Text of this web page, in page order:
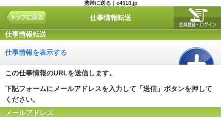
携帯に送る｜e4510.jp
仕事情報転送
仕事情報転送
仕事情報を表示する
この仕事情報のURLを送信します。
下記フォームにメールアドレスを入力して「送信」ボタンを押して
ください。
メールアドレス